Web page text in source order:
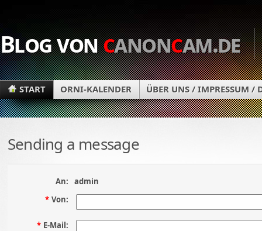
Blog voncanoncam.de
START ORNI-KALENDER ÜBER UNS / IMPRESSUM /
Sending a message
An:
admin
* Von:
* E-Mail: